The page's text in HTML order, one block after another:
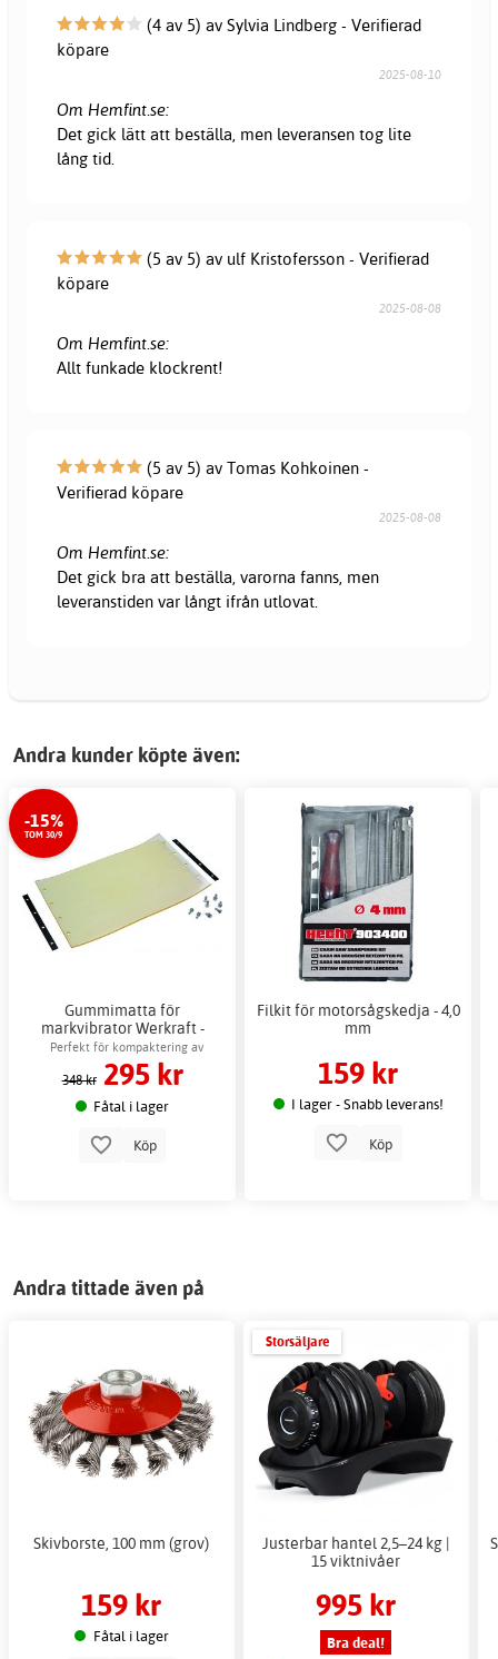
(4 av 5) av Sylvia Lindberg - Verifierad
köpare
2025-08-10
Om Hemfint.se:
Det gick lätt att beställa, men leveransen tog lite
lång tid.
(5 av 5) av ulf Kristofersson - Verifierad
köpare
2025-08-08
Om Hemfint.se:
Allt funkade klockrent!
(5 av 5) av Tomas Kohkoinen -
Verifierad köpare
2025-08-08
Om Hemfint.se:
Det gick bra att beställa, varorna fanns, men
leveranstiden var långt ifrån utlovat.
Andra kunder köpte även:
-15%
TOM 30/9
Gummimatta för
markvibrator Werkraft -
Skyddar stenplattor effektivt
Perfekt för kompaktering av
stenplattor
348 kr 295 kr
Fåtal i lager
Köp
Filkit för motorsågskedja - 4,0
mm
159 kr
I lager - Snabb leverans!
Köp
Andra tittade även på
Skivborste, 100 mm (grov)
159 kr
Fåtal i lager
Storsäljare
Justerbar hantel 2,5–24 kg |
15 viktnivåer
995 kr
Bra deal!